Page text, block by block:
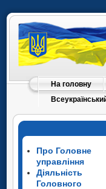
На головну
Про Головне
управління
Діяльність
Головного